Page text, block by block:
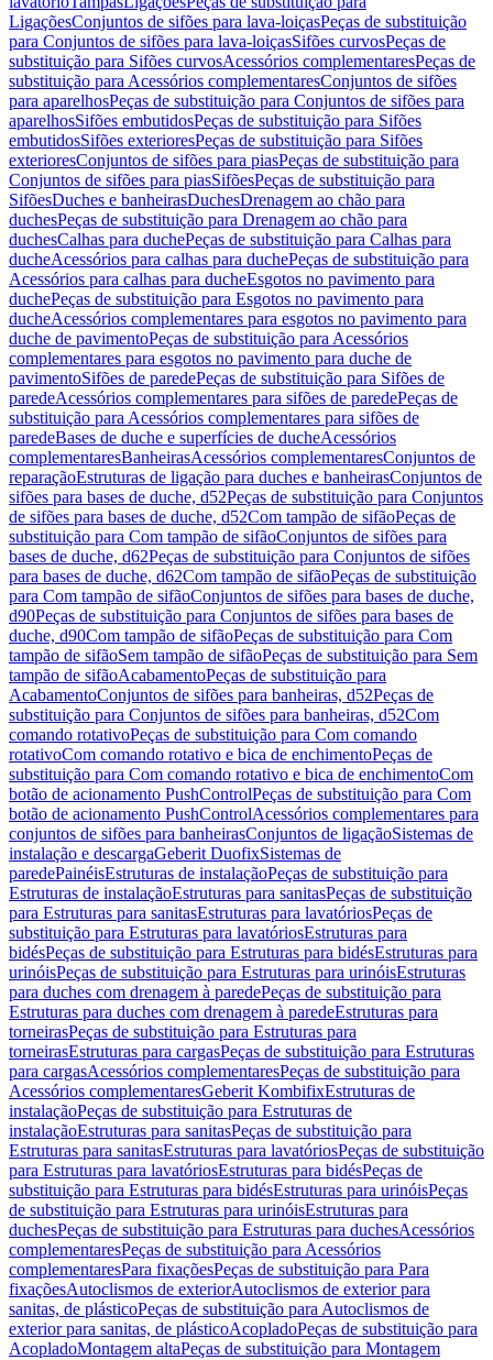
LigaçõesConjuntos de sifões para lava-loiçasPeças de substituição
para Conjuntos de sifões para lava-loiçasSifões curvosPeças de
substituição para Sifões curvosAcessórios complementaresPeças de
substituição para Acessórios complementaresConjuntos de sifões
para aparelhosPeças de substituição para Conjuntos de sifões para
aparelhosSifões embutidosPeças de substituição para Sifões
embutidosSifões exterioresPeças de substituição para Sifões
exterioresConjuntos de sifões para piasPeças de substituição para
Conjuntos de sifões para piasSifõesPeças de substituição para
SifõesDuches e banheirasDuchesDrenagem ao chão para
duchesPeças de substituição para Drenagem ao chão para
duchesCalhas para duchePeças de substituição para Calhas para
ducheAcessórios para calhas para duchePeças de substituição para
Acessórios para calhas para ducheEsgotos no pavimento para
duchePeças de substituição para Esgotos no pavimento para
ducheAcessórios complementares para esgotos no pavimento para
duche de pavimentoPeças de substituição para Acessórios
complementares para esgotos no pavimento para duche de
pavimentoSifões de paredePeças de substituição para Sifões de
paredeAcessórios complementares para sifões de paredePeças de
substituição para Acessórios complementares para sifões de
paredeBases de duche e superfícies de ducheAcessórios
complementaresBanheirasAcessórios complementaresConjuntos de
reparaçãoEstruturas de ligação para duches e banheirasConjuntos de
sifões para bases de duche, d52Peças de substituição para Conjuntos
de sifões para bases de duche, d52Com tampão de sifãoPeças de
substituição para Com tampão de sifãoConjuntos de sifões para
bases de duche, d62Peças de substituição para Conjuntos de sifões
para bases de duche, d62Com tampão de sifãoPeças de substituição
para Com tampão de sifãoConjuntos de sifões para bases de duche,
d90Peças de substituição para Conjuntos de sifões para bases de
duche, d90Com tampão de sifãoPeças de substituição para Com
tampão de sifãoSem tampão de sifãoPeças de substituição para Sem
tampão de sifãoAcabamentoPeças de substituição para
AcabamentoConjuntos de sifões para banheiras, d52Peças de
substituição para Conjuntos de sifões para banheiras, d52Com
comando rotativoPeças de substituição para Com comando
rotativoCom comando rotativo e bica de enchimentoPeças de
substituição para Com comando rotativo e bica de enchimentoCom
botão de acionamento PushControlPeças de substituição para Com
botão de acionamento PushControlAcessórios complementares para
conjuntos de sifões para banheirasConjuntos de ligaçãoSistemas de
instalação e descargaGeberit DuofixSistemas de
paredePainéisEstruturas de instalaçãoPeças de substituição para
Estruturas de instalaçãoEstruturas para sanitasPeças de substituição
para Estruturas para sanitasEstruturas para lavatóriosPeças de
substituição para Estruturas para lavatóriosEstruturas para
bidésPeças de substituição para Estruturas para bidésEstruturas para
urinóisPeças de substituição para Estruturas para urinóisEstruturas
para duches com drenagem à paredePeças de substituição para
Estruturas para duches com drenagem à paredeEstruturas para
torneirasPeças de substituição para Estruturas para
torneirasEstruturas para cargasPeças de substituição para Estruturas
para cargasAcessórios complementaresPeças de substituição para
Acessórios complementaresGeberit KombifixEstruturas de
instalaçãoPeças de substituição para Estruturas de
instalaçãoEstruturas para sanitasPeças de substituição para
Estruturas para sanitasEstruturas para lavatóriosPeças de substituição
para Estruturas para lavatóriosEstruturas para bidésPeças de
substituição para Estruturas para bidésEstruturas para urinóisPeças
de substituição para Estruturas para urinóisEstruturas para
duchesPeças de substituição para Estruturas para duchesAcessórios
complementaresPeças de substituição para Acessórios
complementaresPara fixaçõesPeças de substituição para Para
fixaçõesAutoclismos de exteriorAutoclismos de exterior para
sanitas, de plásticoPeças de substituição para Autoclismos de
exterior para sanitas, de plásticoAcopladoPeças de substituição para
AcopladoMontagem altaPeças de substituição para Montagem